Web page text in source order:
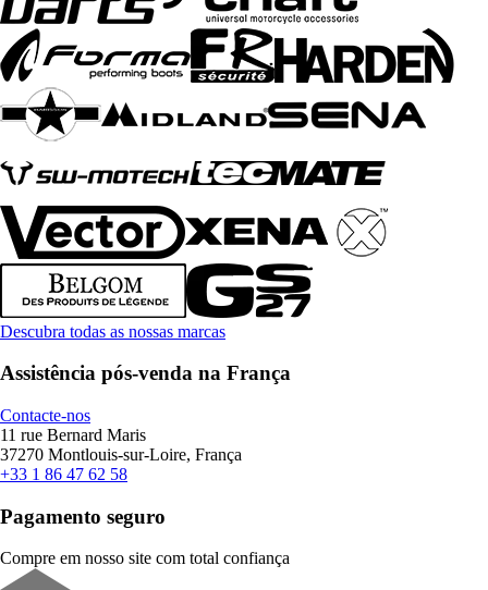
Descubra todas as nossas marcas
Assistência pós-venda na França
Contacte-nos
11 rue Bernard Maris
37270 Montlouis-sur-Loire, França
+33 1 86 47 62 58
Pagamento seguro
Compre em nosso site com total confiança